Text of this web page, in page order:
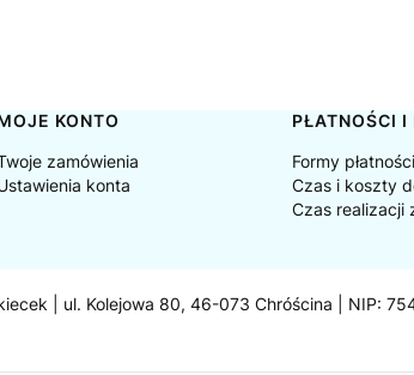
KONTO
zamówienia
konta
PŁATNOŚCI I
Formy płatności
Czas i koszty
Czas realizacji
| ul. Kolejowa 80, 46-073 Chróścina | NIP: